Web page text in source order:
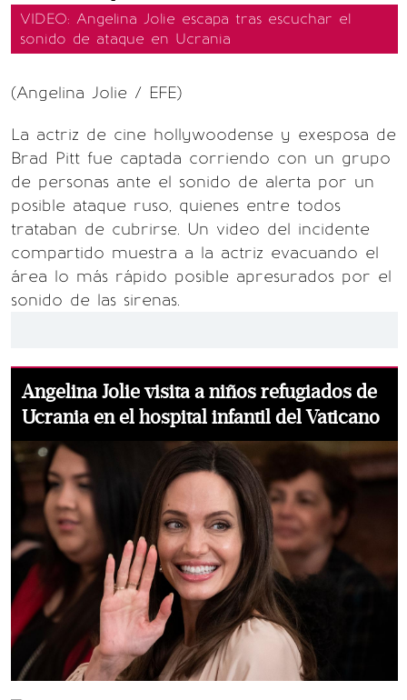
VIDEO: Angelina Jolie escapa tras escuchar el
sonido de ataque en Ucrania
(Angelina Jolie / EFE)
La actriz de cine hollywoodense y exesposa de
Brad Pitt fue captada corriendo con un grupo
de personas ante el sonido de alerta por un
posible ataque ruso, quienes entre todos
trataban de cubrirse. Un video del incidente
compartido muestra a la actriz evacuando el
área lo más rápido posible apresurados por el
sonido de las sirenas.
Angelina Jolie visita a niños refugiados de
Ucrania en el hospital infantil del Vaticano